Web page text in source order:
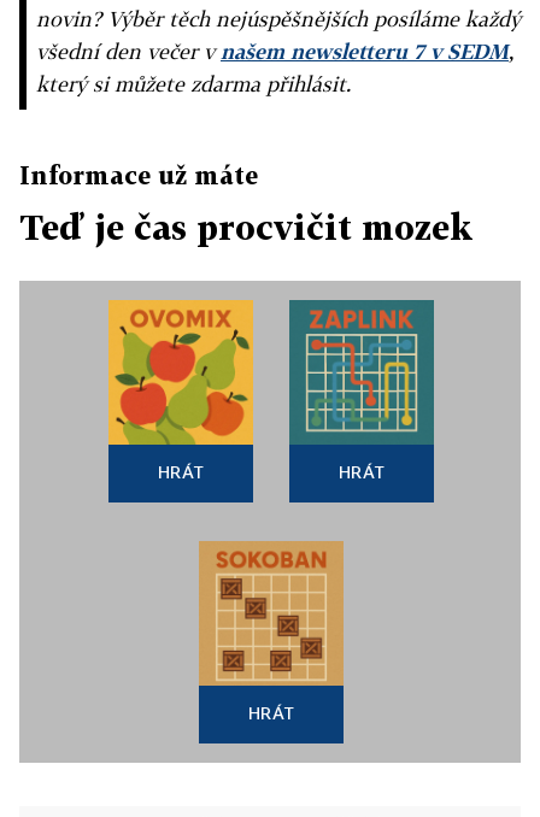
novin? Výběr těch nejúspěšnějších posíláme každý
všední den večer vnašem newsletteru 7 v SEDM,
který si můžete zdarma přihlásit.
Informace už máte
Teď je čas procvičit mozek
HRÁT HRÁT
HRÁT